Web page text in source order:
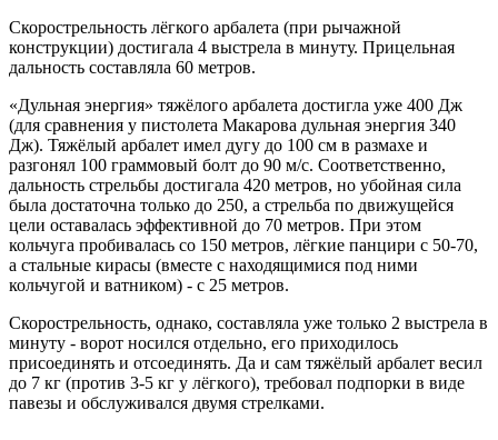
Скорострельность лёгкого арбалета (при рычажной
конструкции) достигала 4 выстрела в минуту. Прицельная
дальность составляла 60 метров.
«Дульная энергия» тяжёлого арбалета достигла уже 400 Дж
(для сравнения у пистолета Макарова дульная энергия 340
Дж). Тяжёлый арбалет имел дугу до 100 см в размахе и
разгонял 100 граммовый болт до 90 м/с. Соответственно,
дальность стрельбы достигала 420 метров, но убойная сила
была достаточна только до 250, а стрельба по движущейся
цели оставалась эффективной до 70 метров. При этом
кольчуга пробивалась со 150 метров, лёгкие панцири с 50-70,
а стальные кирасы (вместе с находящимися под ними
кольчугой и ватником) - с 25 метров.
Скорострельность, однако, составляла уже только 2 выстрела в
минуту - ворот носился отдельно, его приходилось
присоединять и отсоединять. Да и сам тяжёлый арбалет весил
до 7 кг (против 3-5 кг у лёгкого), требовал подпорки в виде
павезы и обслуживался двумя стрелками.